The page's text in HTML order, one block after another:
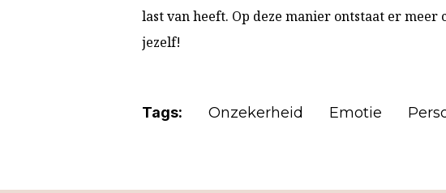
last van heeft. Op deze manier ontstaat er meer
jezelf!
Tags: Onzekerheid Emotie